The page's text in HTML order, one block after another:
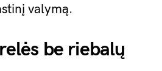
valymą.
be riebalų